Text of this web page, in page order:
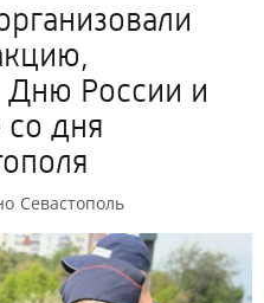
Дню России и
дня
Севастополь